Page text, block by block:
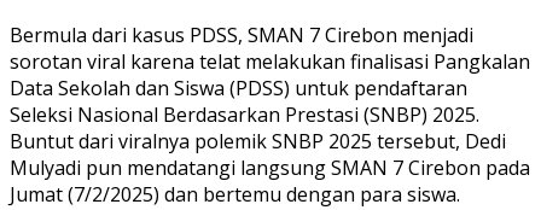
Bermula dari kasus PDSS, SMAN 7 Cirebon menjadi
sorotan viral karena telat melakukan finalisasi Pangkalan
Data Sekolah dan Siswa (PDSS) untuk pendaftaran
Seleksi Nasional Berdasarkan Prestasi (SNBP) 2025.
Buntut dari viralnya polemik SNBP 2025 tersebut, Dedi
Mulyadi pun mendatangi langsung SMAN 7 Cirebon pada
Jumat (7/2/2025) dan bertemu dengan para siswa.